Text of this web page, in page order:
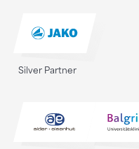
Silver Partner